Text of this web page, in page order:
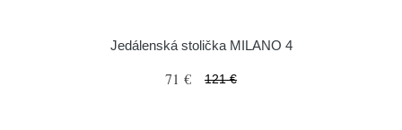
Jedálenská stolička MILANO 4
71 € 121 €